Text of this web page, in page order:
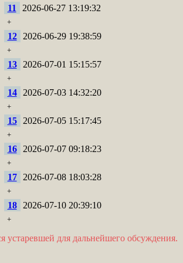
11 2026-06-27 13:19:32
+
12 2026-06-29 19:38:59
+
13 2026-07-01 15:15:57
+
14 2026-07-03 14:32:20
+
15 2026-07-05 15:17:45
+
16 2026-07-07 09:18:23
+
17 2026-07-08 18:03:28
+
18 2026-07-10 20:39:10
+
устаревшей для дальнейшего обсуждения.